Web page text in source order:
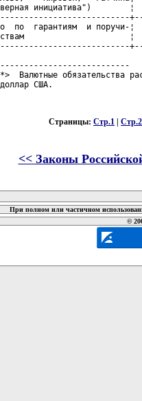
Страницы: Стр.1 | Стр.2
<< Законы
При полном или частичном
©